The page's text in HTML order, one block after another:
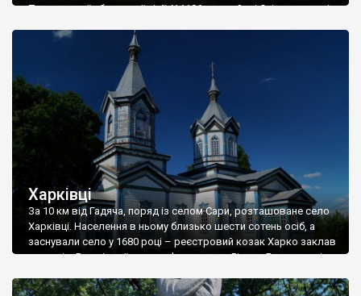
Посульської оборонної лінії. У 1106 р. в районі Снітина руські
був зруйнований ордами Батия. Згодом містечко значилося
серед володінь Вишнивецького. Універсалом […]
Харківці
За 10 км від Гадяча, поряд із селом Сари, розташоване село
Харківці. Населення в ньому близько шести сотень осіб, а
заснували село у 1680 році – реєстровий козак Харко заклав
тут хутір. В селі стоїть дерев’яна церква Різдва Богородиці,
радянські часи храм закрили, тривалий час використовували